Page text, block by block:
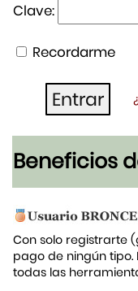
Clave:
Recordarme
Beneficios
Con solo registrarte
pago de ningún
todas las